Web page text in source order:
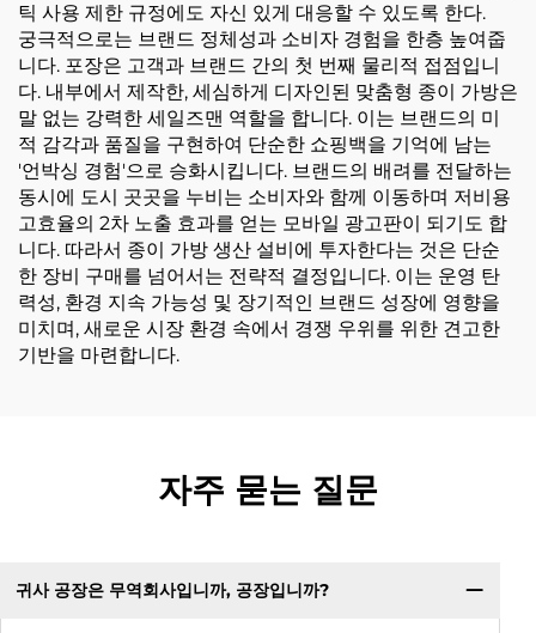
틱 사용 제한 규정에도 자신 있게 대응할 수 있도록 한다.
궁극적으로는 브랜드 정체성과 소비자 경험을 한층 높여줍
니다. 포장은 고객과 브랜드 간의 첫 번째 물리적 접점입니
다. 내부에서 제작한, 세심하게 디자인된 맞춤형 종이 가방은
말 없는 강력한 세일즈맨 역할을 합니다. 이는 브랜드의 미
적 감각과 품질을 구현하여 단순한 쇼핑백을 기억에 남는
'언박싱 경험'으로 승화시킵니다. 브랜드의 배려를 전달하는
동시에 도시 곳곳을 누비는 소비자와 함께 이동하며 저비용
고효율의 2차 노출 효과를 얻는 모바일 광고판이 되기도 합
니다. 따라서 종이 가방 생산 설비에 투자한다는 것은 단순
한 장비 구매를 넘어서는 전략적 결정입니다. 이는 운영 탄
력성, 환경 지속 가능성 및 장기적인 브랜드 성장에 영향을
미치며, 새로운 시장 환경 속에서 경쟁 우위를 위한 견고한
기반을 마련합니다.
자주 묻는 질문
귀사 공장은 무역회사입니까, 공장입니까?